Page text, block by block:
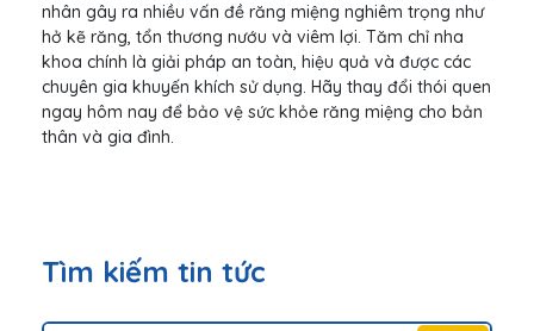
nhân gây ra nhiều vấn đề răng miệng nghiêm trọng như
hở kẽ răng, tổn thương nướu và viêm lợi. Tăm chỉ nha
khoa chính là giải pháp an toàn, hiệu quả và được các
chuyên gia khuyến khích sử dụng. Hãy thay đổi thói quen
ngay hôm nay để bảo vệ sức khỏe răng miệng cho bản
thân và gia đình.
Tìm kiếm tin tức